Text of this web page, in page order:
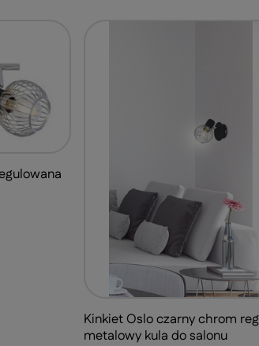
Kinkiet Oslo czarny chrom
metalowy kula do salonu